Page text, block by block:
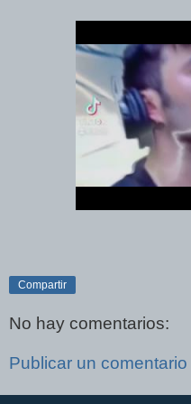
Compartir
No hay comentarios:
Publicar un comentario